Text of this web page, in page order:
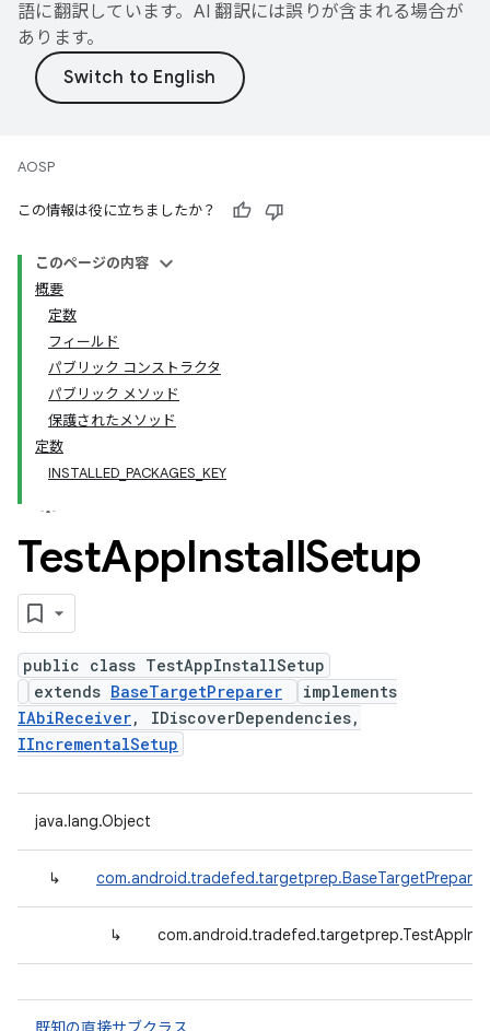
語に翻訳しています。AI 翻訳には誤りが含まれる場合が
あります。
AOSP
この情報は役に立ちましたか？
このページの内容
概要
定数
フィールド
パブリック コンストラクタ
パブリック メソッド
保護されたメソッド
定数
INSTALLED_PACKAGES_KEY
TestAppInstallSetup
public class TestAppInstallSetup
extends BaseTargetPreparer
implements
IAbiReceiver, IDiscoverDependencies,
IIncrementalSetup
java.lang.Object
↳ com.android.tradefed.targetprep.BaseTargetPreparer
↳